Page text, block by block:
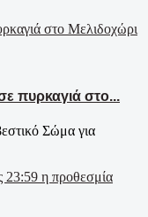
πυρκαγιά στο...
Σώμα για